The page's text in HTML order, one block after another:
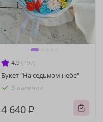
4.9 (197)
Букет "На седьмом небе"
В наличии
4 640 ₽